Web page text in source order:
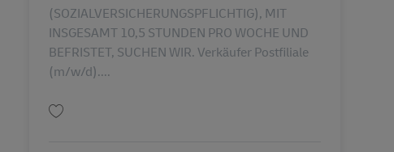
(SOZIALVERSICHERUNGSPFLICHTIG), MIT
INSGESAMT 10,5 STUNDEN PRO WOCHE UND
BEFRISTET, SUCHEN WIR. Verkäufer Postfiliale
(m/w/d)....